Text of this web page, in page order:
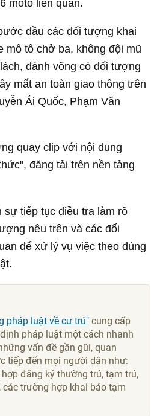
đầu các đối tượng khai
mô tô chở ba, không đội mũ
đánh võng có đối tượng
mất an toàn giao thông trên
Ái Quốc, Phạm Văn
quay clip với nội dung
đăng tải trên nền tảng
sự tiếp tục điều tra làm rõ
nêu trên và các đối
để xử lý vụ việc theo đúng
pháp luật về cư trú" cung cấp
pháp luật một cách nhanh
vấn đề gần gũi, quan
tiếp đến mọi người dân như:
đăng ký thường trú, tạm trú,
các trường hợp khai báo tạm